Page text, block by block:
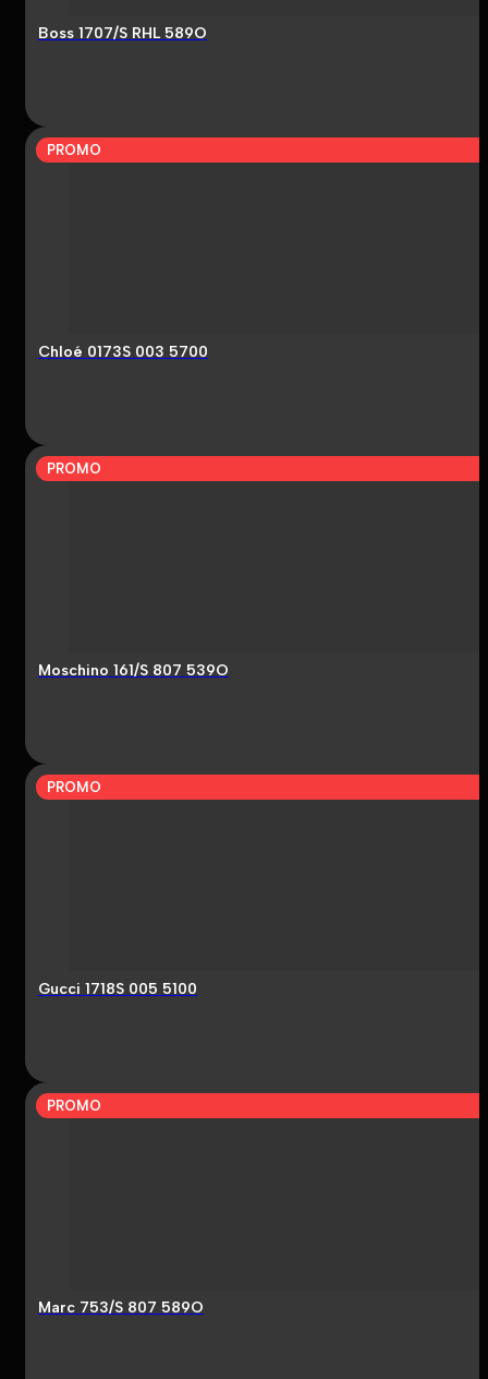
Boss 1707/S RHL 589O
PROMO
Chloé 0173S 003 5700
PROMO
Moschino 161/S 807 539O
PROMO
Gucci 1718S 005 5100
PROMO
Marc 753/S 807 589O